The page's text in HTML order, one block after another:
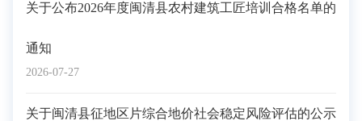
2026-07-27
关于公布2026年度闽清县农村建筑工匠培训合格名单的
通知
关于闽清县征地区片综合地价社会稳定风险评估的公示